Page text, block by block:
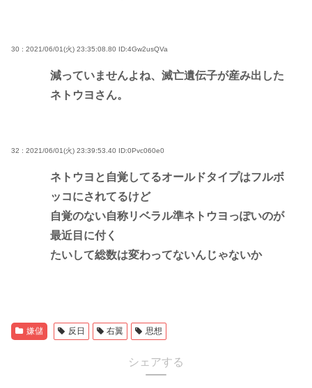
30 : 2021/06/01(火) 23:35:08.80 ID:4Gw2usQVa
減っていませんよね、滅亡遺伝子が産み出した
ネトウヨさん。
32 : 2021/06/01(火) 23:39:53.40 ID:0Pvc060e0
ネトウヨと自覚してるオールドタイプはフルボ
ッコにされてるけど
自覚のない自称リベラル準ネトウヨっぽいのが
最近目に付く
たいして総数は変わってないんじゃないか
嫌儲 反日 右翼 思想
シェアする